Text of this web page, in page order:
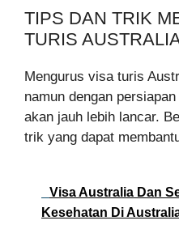
TIPS DAN TRIK
TURIS
Mengurus visa turis
namun dengan
akan jauh lebih lancar.
trik yang dapat
Visa Australia Dan
Kesehatan Di